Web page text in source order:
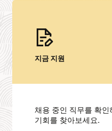
지금 지원
채용 중인 직무를 확
기회를 찾아보세요.